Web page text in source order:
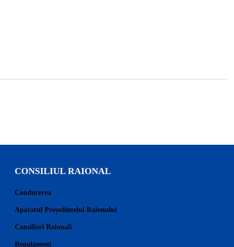
CONSILIUL RAIONAL
Conducerea
Aparatul Președintelui Raionului
Consilieri Raionali
Regulament